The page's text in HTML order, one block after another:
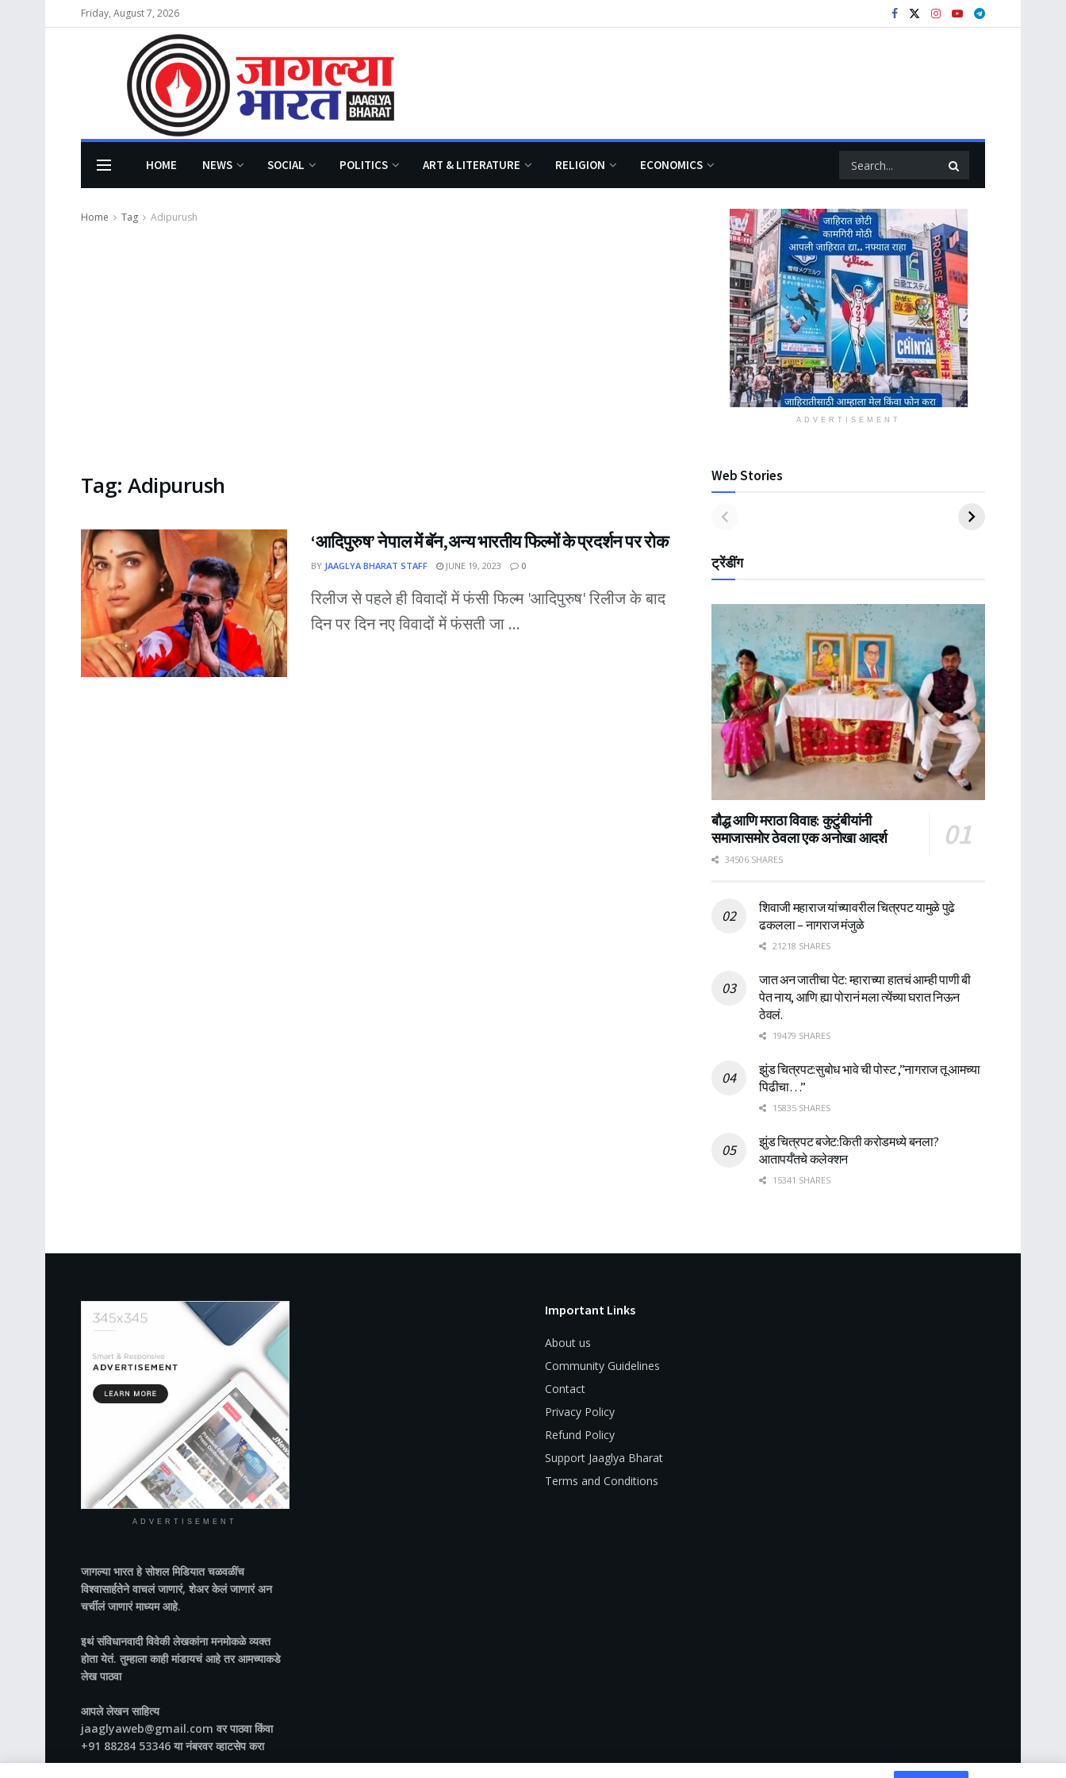
Friday, August 7, 2026
HOME NEWS SOCIAL POLITICS ART & LITERATURE RELIGION ECONOMICS
Home Tag Adipurush
Tag:Adipurush
‘आदिपुरुष’ नेपाल में बॅन,अन्य भारतीय फिल्मों के प्रदर्शन पर रोक
BY JAAGLYA BHARAT STAFF JUNE 19, 2023 0
रिलीज से पहले ही विवादों में फंसी फिल्म 'आदिपुरुष' रिलीज के बाद
दिन पर दिन नए विवादों में फंसती जा ...
ADVERTISEMENT
Web Stories
ट्रेंडींग
बौद्ध आणि मराठा विवाह: कुटुंबीयांनी
समाजासमोर ठेवला एक अनोखा आदर्श
34506 SHARES
शिवाजी महाराज यांच्यावरील चित्रपट यामुळे पुढे
ढकलला – नागराज मंजुळे
21218 SHARES
जात अन जातीचा पेट: म्हाराच्या हातचं आम्ही पाणी बी
पेत नाय, आणि ह्या पोरानं मला त्येंच्या घरात निऊन
ठेवलं.
19479 SHARES
झुंड चित्रपट:सुबोध भावे ची पोस्ट ,”नागराज तू आमच्या
पिढीचा…”
15835 SHARES
झुंड चित्रपट बजेट:किती करोडमध्ये बनला?
आतापर्यँतचे कलेक्शन
15341 SHARES
ADVERTISEMENT
जागल्या भारतहे सोशल मिडियात चळवळींच
विश्वासार्हतेने वाचलं जाणारं, शेअर केलं जाणारं अन
चर्चीलं जाणारं माध्यम आहे.
इथं संविधानवादी विवेकी लेखकांना मनमोकळे व्यक्त
होता येतं. तुम्हाला काही मांडायचं आहे तर आमच्याकडे
लेख पाठवा
आपले लेखन साहित्य
jaaglyaweb@gmail.com वर पाठवा किंवा
+91 88284 53346 या नंबरवर व्हाटसेप करा
Important Links
About us
Community Guidelines
Contact
Privacy Policy
Refund Policy
Support Jaaglya Bharat
Terms and Conditions